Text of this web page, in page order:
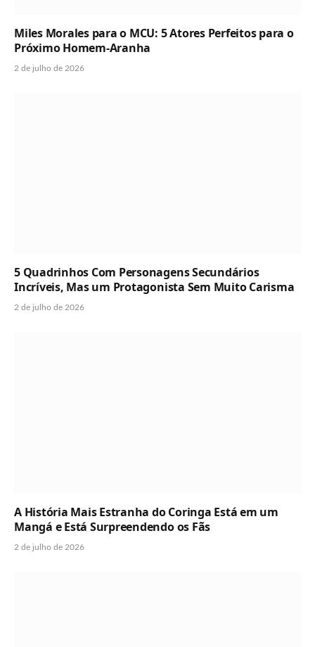
Miles Morales para o MCU: 5 Atores Perfeitos para o
Próximo Homem-Aranha
2 de julho de 2026
5 Quadrinhos Com Personagens Secundários
Incríveis, Mas um Protagonista Sem Muito Carisma
2 de julho de 2026
A História Mais Estranha do Coringa Está em um
Mangá e Está Surpreendendo os Fãs
2 de julho de 2026